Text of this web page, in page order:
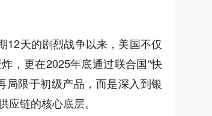
12天的剧烈战争以来，美国不仅
，更在2025年底通过联合国“快
局限于初级产品，而是深入到银
链的核心底层。